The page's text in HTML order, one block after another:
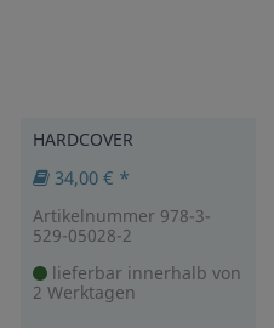
HARDCOVER
34,00 € *
Artikelnummer 978-3-
529-05028-2
lieferbar innerhalb von
2 Werktagen